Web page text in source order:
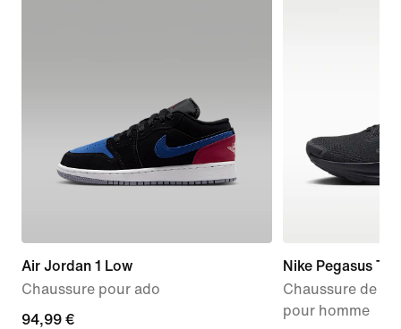
Air Jordan 1 Low
Chaussure pour ado
94,99 €
94,99 €
Nike Pegasus
Chaussure de
pour homme